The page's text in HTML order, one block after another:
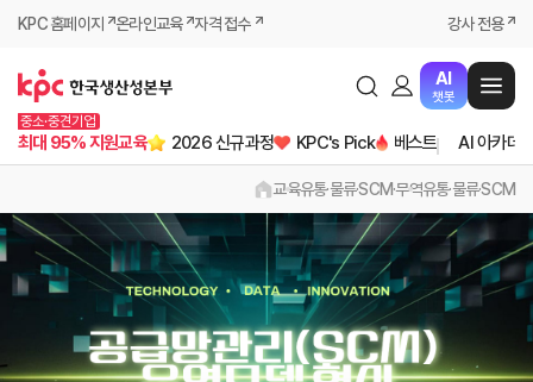
KPC 홈페이지 온라인교육 자격 접수 강사 전용
AI
챗봇
중소·중견기업
최대 95% 지원교육 2026 신규과정 KPC's Pick 베스트 AI 아카데
교육유통·물류·SCM·무역유통·물류·SCM